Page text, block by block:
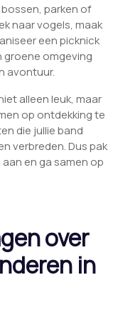
parken of
naar vogels, maak
een picknick
groene omgeving
avontuur.
alleen leuk, maar
op ontdekking te
die jullie band
verbreden. Dus pak
en ga samen op
over
in